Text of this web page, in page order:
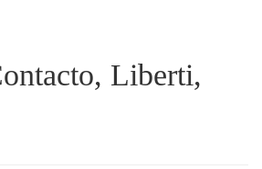
Liberti,